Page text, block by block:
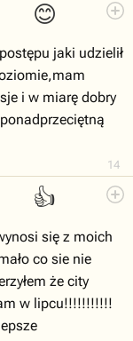
😊
14
jaki udzielił
i w miarę dobry
👍
się z moich
co sie nie
że city
w lipcu!!!!!!!!!!!